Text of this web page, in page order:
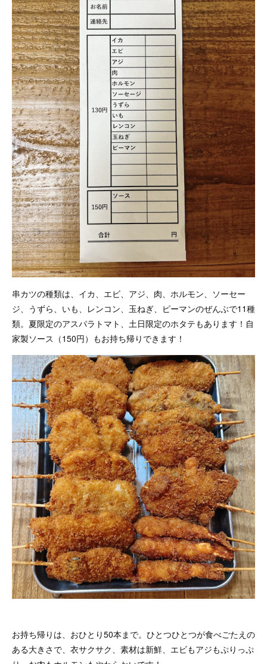
串カツの種類は、イカ、エビ、アジ、肉、ホルモン、ソーセー
ジ、うずら、いも、レンコン、玉ねぎ、ピーマンのぜんぶで11種
類。夏限定のアスパラトマト、土日限定のホタテもあります！自
家製ソース（150円）もお持ち帰りできます！
お持ち帰りは、おひとり50本まで。ひとつひとつが食べごたえの
ある大きさで、衣サクサク、素材は新鮮、エビもアジもぷりっぷ